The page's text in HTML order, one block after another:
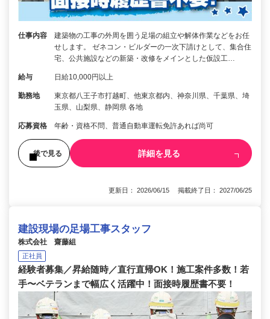
仕事内容
建築物の工事の外周を囲う足場の組立や解体作業などをお任
せします。 ゼネコン・ビルダーの一次下請けとして、集合住
宅、公共施設などの新築・改修をメインとした仮設工…
給与 日給10,000円以上
勤務地
東京都八王子市打越町、他東京都内、神奈川県、千葉県、埼
玉県、山梨県、静岡県 各地
応募資格 年齢・資格不問、普通自動車運転免許あれば尚可
後で見る 詳細を見る
更新日： 2026/06/15 掲載終了日： 2027/06/25
建設現場の足場工事スタッフ
株式会社 齋藤組
正社員
経験者募集／昇給随時／直行直帰OK！施工案件多数！若
手〜ベテランまで幅広く活躍中！面接時履歴書不要！